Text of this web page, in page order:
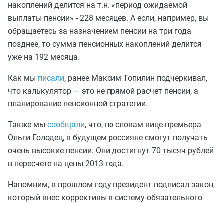
накоплений делится на т.н. «период ожидаемой
выплаты пенсии» - 228 месяцев. А если, например, вы
обращаетесь за назначением пенсии на три года
позднее, то сумма пенсионных накоплений делится
уже на 192 месяца.
Как мы писали, ранее Максим Топилин подчеркивал,
что калькулятор — это не прямой расчет пенсии, а
планирование пенсионной стратегии.
Также мы сообщали, что, по словам вице-премьера
Ольги Голодец, в будущем россияне смогут получать
очень высокие пенсии. Они достигнут 70 тысяч рублей
в пересчете на цены 2013 года.
Напомним, в прошлом году президент подписал закон,
который внес коррективы в систему обязательного